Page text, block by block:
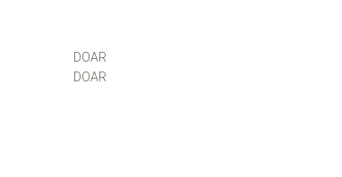
DOAR
DOAR